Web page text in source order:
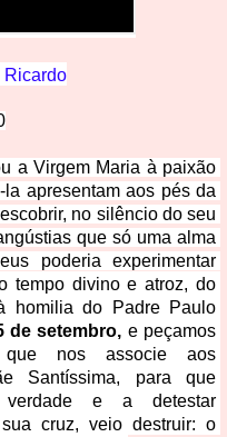
Ricardo
a Virgem Maria à paixão
apresentam aos pés da
no silêncio do seu
que só uma alma
poderia experimentar
tempo divino e atroz, do
homilia do Padre Paulo
de setembro, e peçamos
nos associe aos
Santíssima, para que
e a detestar
cruz, veio destruir: o